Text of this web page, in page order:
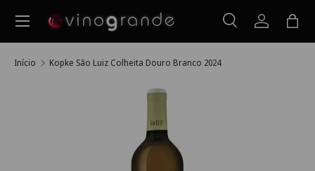
Ir para o conteúdo
Pesquisar
PesquisarIniciarSaco
Menu
Início Kopke São Luiz Colheita Douro Branco 2024